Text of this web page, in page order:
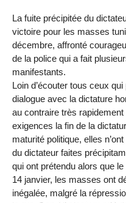
La fuite précipitée du
victoire pour les masses
décembre, affronté
de la police qui a fait
manifestants.
Loin d’écouter tous ceux
dialogue avec la dictature
au contraire très
exigences la fin de la
maturité politique, elles
du dictateur faites
qui ont prétendu alors que
14 janvier, les masses ont
inégalée, malgré la